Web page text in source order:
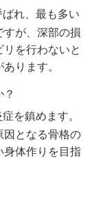
ばれ、最も多い
すが、深部の損
を行わないと
ります。
を鎮めます。
因となる骨格の
身体作りを目指